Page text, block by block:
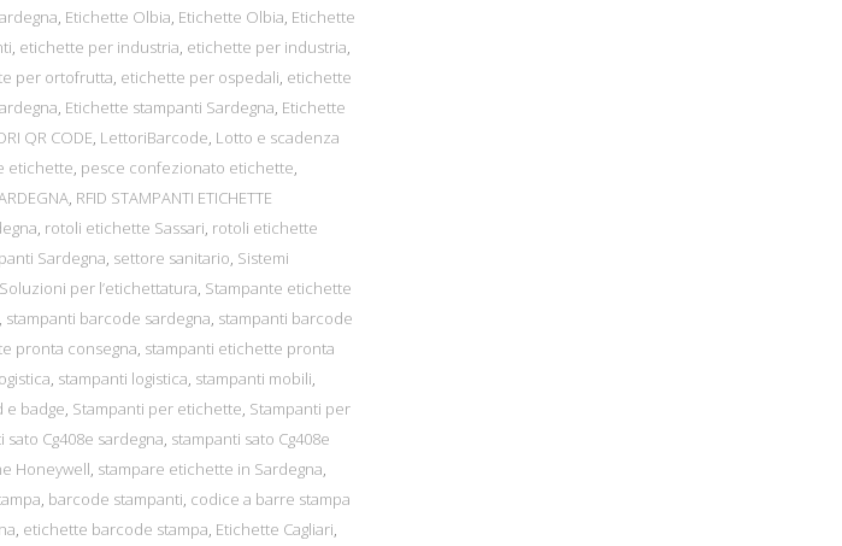
, Etichette Olbia, Etichette Olbia, Etichette
, etichette per industria, etichette per industria,
per ortofrutta, etichette per ospedali, etichette
, Etichette stampanti Sardegna, Etichette
QR CODE, LettoriBarcode, Lotto e scadenza
etichette, pesce confezionato etichette,
, RFID STAMPANTI ETICHETTE
, rotoli etichette Sassari, rotoli etichette
Sardegna, settore sanitario, Sistemi
Soluzioni per l’etichettatura, Stampante etichette
, stampanti barcode sardegna, stampanti barcode
pronta consegna, stampanti etichette pronta
, stampanti logistica, stampanti mobili,
e badge, Stampanti per etichette, Stampanti per
sato Cg408e sardegna, stampanti sato Cg408e
Honeywell, stampare etichette in Sardegna,
, barcode stampanti, codice a barre stampa
, etichette barcode stampa, Etichette Cagliari,